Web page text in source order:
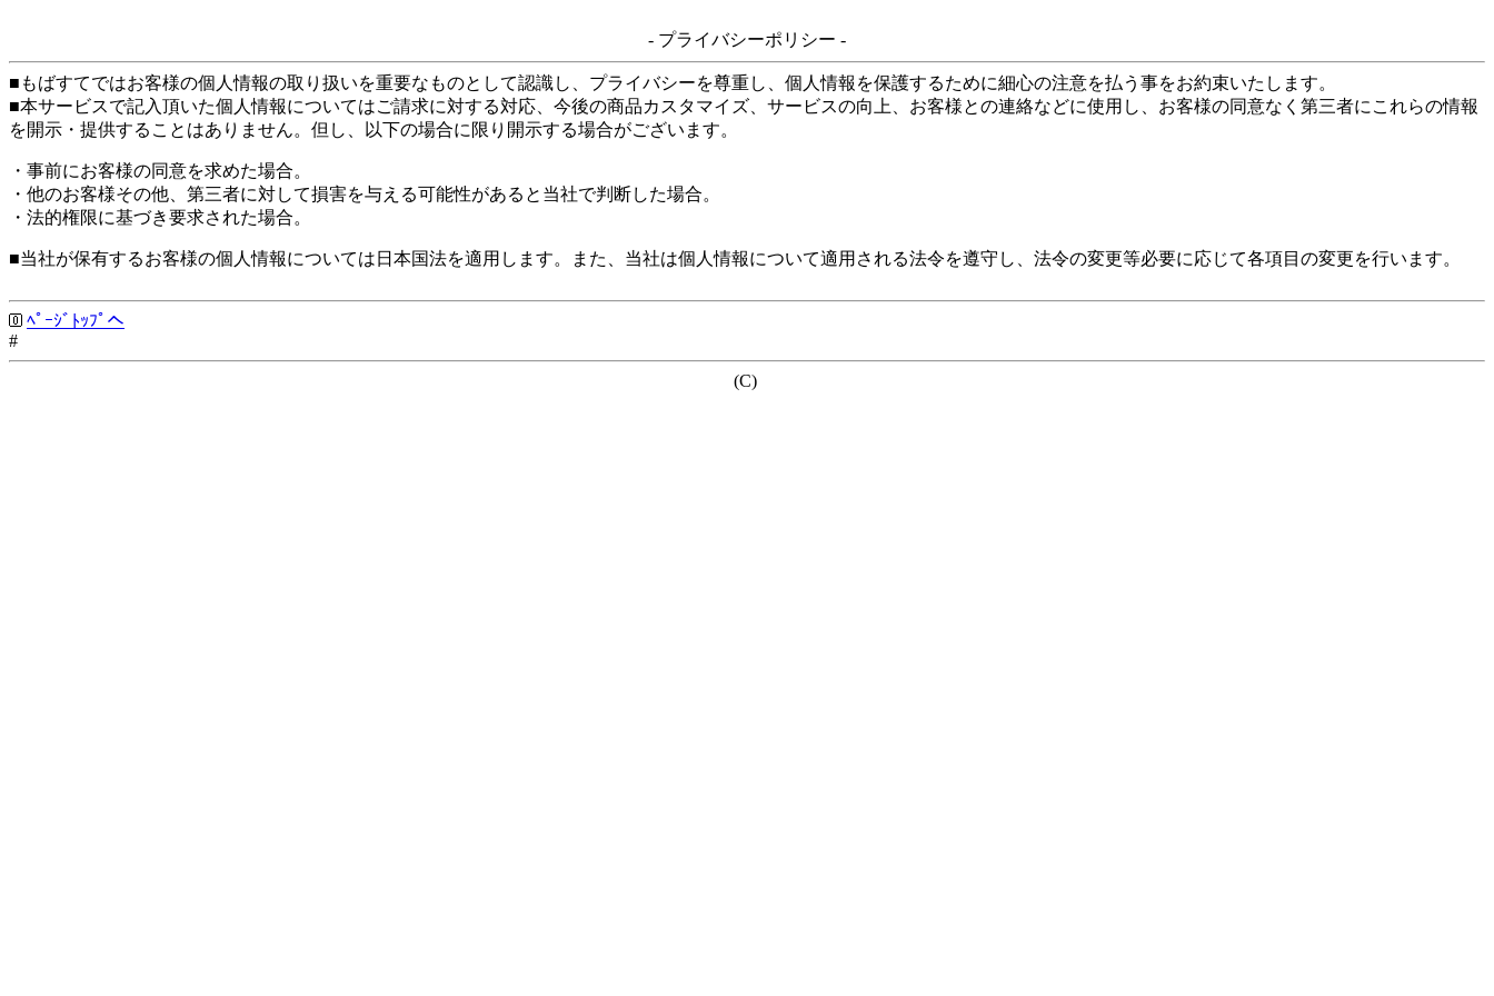
- プライバシーポリシー -
■もばすてではお客様の個人情報の取り扱いを重要なものとして認識し、プライバシーを尊重し、個人情報を保護するために細心の注意を払う事をお約束いたします。
■本サービスで記入頂いた個人情報についてはご請求に対する対応、今後の商品カスタマイズ、サービスの向上、お客様との連絡などに使用し、お客様の同意なく第三者にこれらの情報
を開示・提供することはありません。但し、以下の場合に限り開示する場合がございます。
・事前にお客様の同意を求めた場合。
・他のお客様その他、第三者に対して損害を与える可能性があると当社で判断した場合。
・法的権限に基づき要求された場合。
■当社が保有するお客様の個人情報については日本国法を適用します。また、当社は個人情報について適用される法令を遵守し、法令の変更等必要に応じて各項目の変更を行います。
ﾍﾟｰｼﾞﾄｯﾌﾟへ
#
(C)